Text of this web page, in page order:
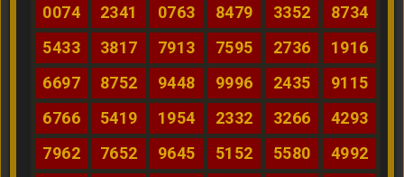
0074 2341 0763 8479 3352
8734
5433
3817 7913 7595 2736
1916
6697
8752 9448 9996 2435
9115
6766
5419 1954 2332 3266
4293
7962
7652 9645 5152 5580
4992